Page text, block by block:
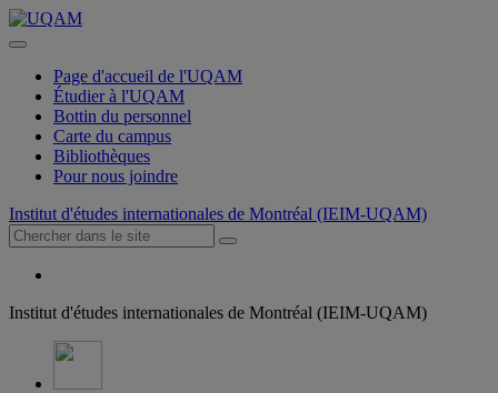
Page d'accueil de l'UQAM
Étudier à l'UQAM
Bottin du personnel
Carte du campus
Bibliothèques
Pour nous joindre
Institut d'études internationales de Montréal (IEIM-UQAM)
Institut d'études internationales de Montréal (IEIM-UQAM)